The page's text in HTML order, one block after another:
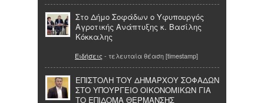
Στο Δήμο Σοφάδων ο Υφυπουργός
Αγροτικής Ανάπτυξης κ. Βασίλης
Κόκκαλης
Ειδήσεις - τελευταία θέαση [timestamp]
ΕΠΙΣΤΟΛΗ ΤΟΥ ΔΗΜΑΡΧΟΥ ΣΟΦΑΔΩΝ
ΣΤΟ ΥΠΟΥΡΓΕΙΟ ΟΙΚΟΝΟΜΙΚΩΝ ΓΙΑ
ΤΟ ΕΠΙΔΟΜΑ ΘΕΡΜΑΝΣΗΣ